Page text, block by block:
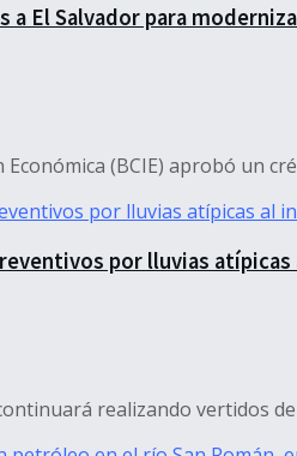
a El Salvador para
(BCIE) aprobó un
por lluvias
realizando vertidos